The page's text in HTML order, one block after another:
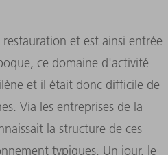
et est ainsi entrée
ce domaine d'activité
et il était donc difficile de
Via les entreprises de la
la structure de ces
typiques. Un jour, le